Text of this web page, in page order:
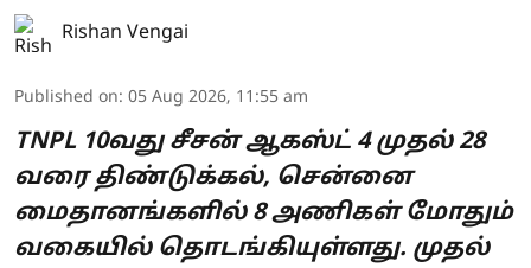
Rishan Vengai
Published on: 05 Aug 2026, 11:55 am
TNPL 10வது சீசன் ஆகஸ்ட் 4 முதல் 28
வரை திண்டுக்கல், சென்னை
மைதானங்களில் 8 அணிகள் மோதும்
வகையில் தொடங்கியுள்ளது. முதல்